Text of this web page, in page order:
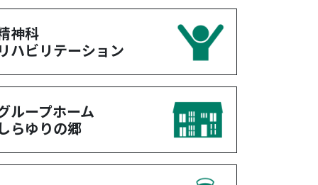
神科
ハビリテーション
ループホーム
らゆりの郷